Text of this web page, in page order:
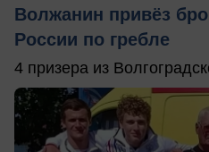
Волжанин привёз
России по гребле
4 призера из